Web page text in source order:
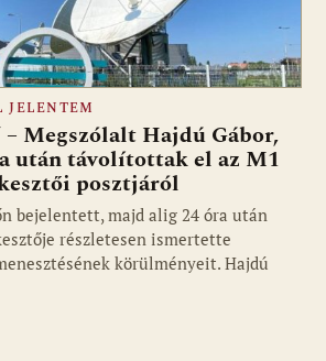
JELENTEM
– Megszólalt Hajdú Gábor,
után távolítottak el az M1
posztjáról
bejelentett, majd alig 24 óra után
részletesen ismertette
körülményeit. Hajdú